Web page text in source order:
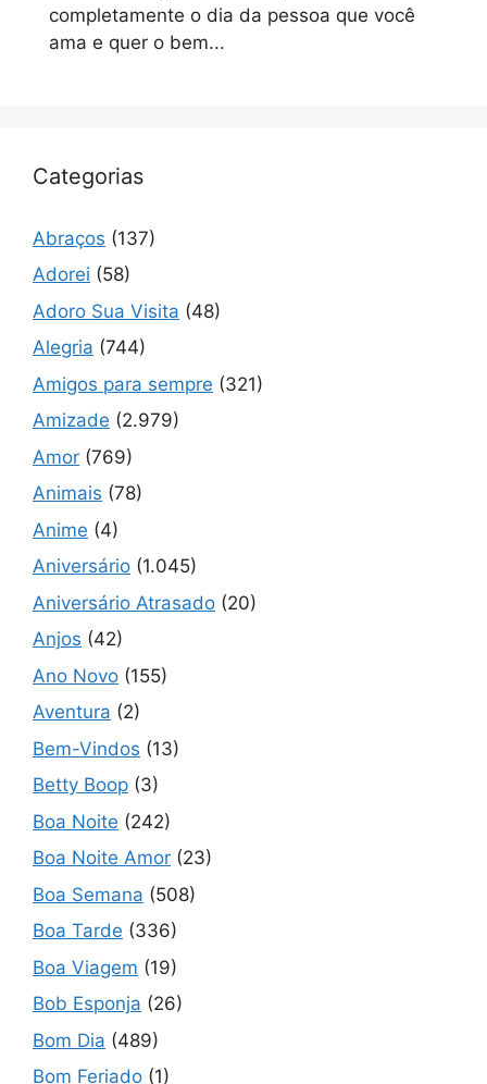
completamente o dia da pessoa que você
ama e quer o bem...
Categorias
Abraços (137)
Adorei (58)
Adoro Sua Visita (48)
Alegria (744)
Amigos para sempre (321)
Amizade (2.979)
Amor (769)
Animais (78)
Anime (4)
Aniversário (1.045)
Aniversário Atrasado (20)
Anjos (42)
Ano Novo (155)
Aventura (2)
Bem-Vindos (13)
Betty Boop (3)
Boa Noite (242)
Boa Noite Amor (23)
Boa Semana (508)
Boa Tarde (336)
Boa Viagem (19)
Bob Esponja (26)
Bom Dia (489)
Bom Feriado (1)